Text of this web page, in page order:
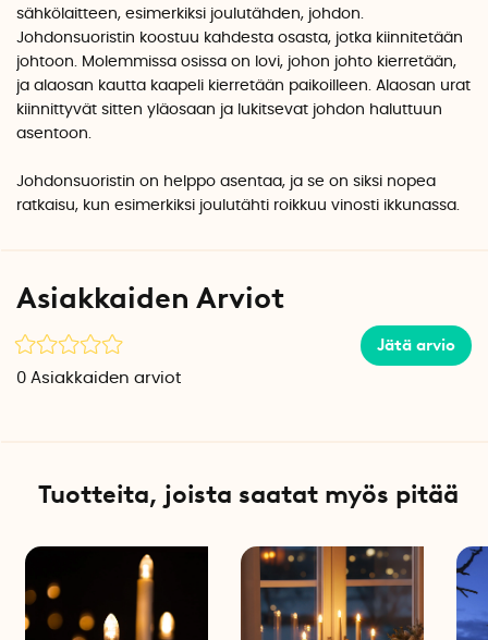
sähkölaitteen, esimerkiksi joulutähden, johdon.
Johdonsuoristin koostuu kahdesta osasta, jotka kiinnitetään
johtoon. Molemmissa osissa on lovi, johon johto kierretään,
ja alaosan kautta kaapeli kierretään paikoilleen. Alaosan urat
kiinnittyvät sitten yläosaan ja lukitsevat johdon haluttuun
asentoon.
Johdonsuoristin on helppo asentaa, ja se on siksi nopea
ratkaisu, kun esimerkiksi joulutähti roikkuu vinosti ikkunassa.
Asiakkaiden Arviot
Jätä arvio
0 Asiakkaiden arviot
Tuotteita, joista saatat myös pitää